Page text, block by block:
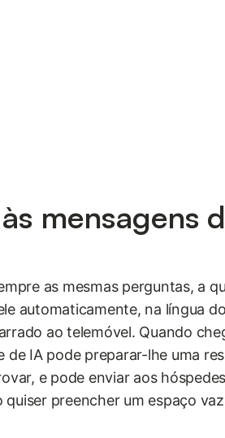
mensagens
as mesmas perguntas, a
automaticamente, na língua
ao telemóvel. Quando
de IA pode preparar-lhe uma
e pode enviar aos
quiser preencher um espaço